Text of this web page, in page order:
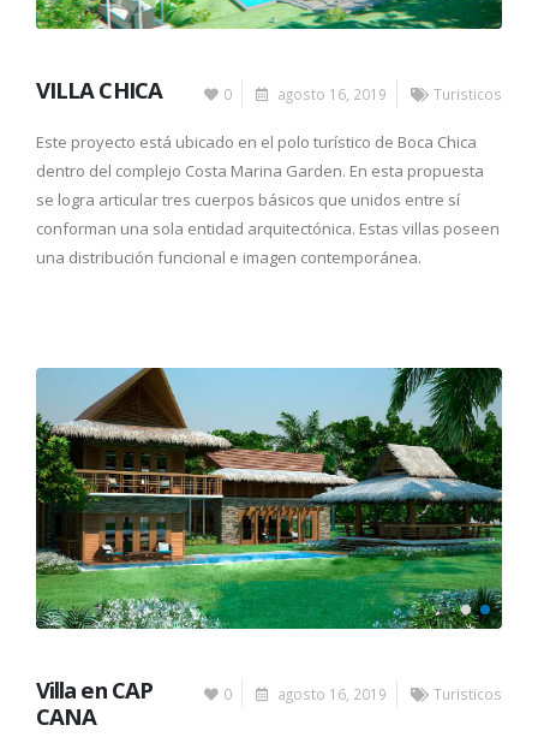
0 agosto 16, 2019 Turisticos
VILLA CHICA
Este proyecto está ubicado en el polo turístico de Boca Chica
dentro del complejo Costa Marina Garden. En esta propuesta
se logra articular tres cuerpos básicos que unidos entre sí
conforman una sola entidad arquitectónica. Estas villas poseen
una distribución funcional e imagen contemporánea.
0 agosto 16, 2019 Turisticos
Villa en CAP
CANA